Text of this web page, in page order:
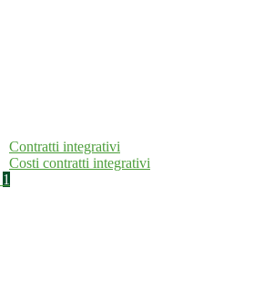
Contratti integrativi
Costi contratti integrativi
1